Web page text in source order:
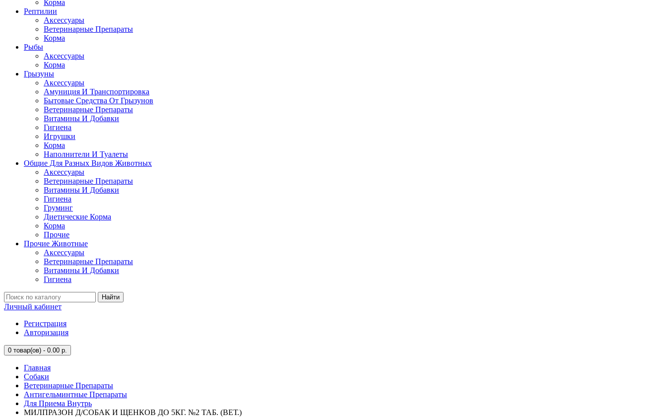
Корма
Рептилии
Аксессуары
Ветеринарные Препараты
Корма
Рыбы
Аксессуары
Корма
Грызуны
Аксессуары
Амуниция И Транспортировка
Бытовые Средства От Грызунов
Ветеринарные Препараты
Витамины И Добавки
Гигиена
Игрушки
Корма
Наполнители И Туалеты
Общие Для Разных Видов Животных
Аксессуары
Ветеринарные Препараты
Витамины И Добавки
Гигиена
Груминг
Диетические Корма
Корма
Прочие
Прочие Животные
Аксессуары
Ветеринарные Препараты
Витамины И Добавки
Гигиена
Найти
Личный кабинет
Регистрация
Авторизация
0 товар(ов) - 0.00 р.
Главная
Собаки
Ветеринарные Препараты
Антигельминтные Препараты
Для Приема Внутрь
МИЛПРАЗОН Д/СОБАК И ЩЕНКОВ ДО 5КГ. №2 ТАБ. (ВЕТ.)